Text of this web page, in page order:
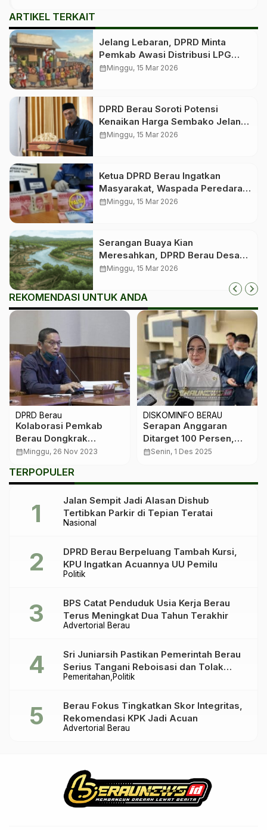
ARTIKEL TERKAIT
Jelang Lebaran, DPRD Minta
Pemkab Awasi Distribusi LPG
Bersubsidi
calendar_monthMinggu, 15 Mar 2026
DPRD Berau Soroti Potensi
Kenaikan Harga Sembako Jelang
Idulfitri
calendar_monthMinggu, 15 Mar 2026
Ketua DPRD Berau Ingatkan
Masyarakat, Waspada Peredaran
Uang Palsu Jelang Lebaran
calendar_monthMinggu, 15 Mar 2026
Serangan Buaya Kian
Meresahkan, DPRD Berau Desak
Pemerintah Segera Bangun
calendar_monthMinggu, 15 Mar 2026
REKOMENDASI UNTUK ANDA
DPRD Berau
Kolaborasi Pemkab
Berau Dongkrak
Pariwisata
calendar_monthMinggu, 26 Nov 2023
DISKOMINFO BERAU
Serapan Anggaran
Ditarget 100 Persen,
Pemkab Berau Dorong
Kawasan Produktif
calendar_monthSenin, 1 Des 2025
TERPOPULER
Nasional
Jalan Sempit Jadi Alasan Dishub
Tertibkan Parkir di Tepian Teratai
Politik
DPRD Berau Berpeluang Tambah Kursi,
KPU Ingatkan Acuannya UU Pemilu
Advertorial Berau
BPS Catat Penduduk Usia Kerja Berau
Terus Meningkat Dua Tahun Terakhir
Pemeritahan Politik
Sri Juniarsih Pastikan Pemerintah Berau
Serius Tangani Reboisasi dan Tolak
Praktik Ilegal
Advertorial Berau
Berau Fokus Tingkatkan Skor Integritas,
Rekomendasi KPK Jadi Acuan